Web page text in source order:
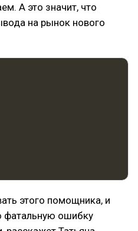
А это значит, что
на рынок нового
этого помощника, и
фатальную ошибку